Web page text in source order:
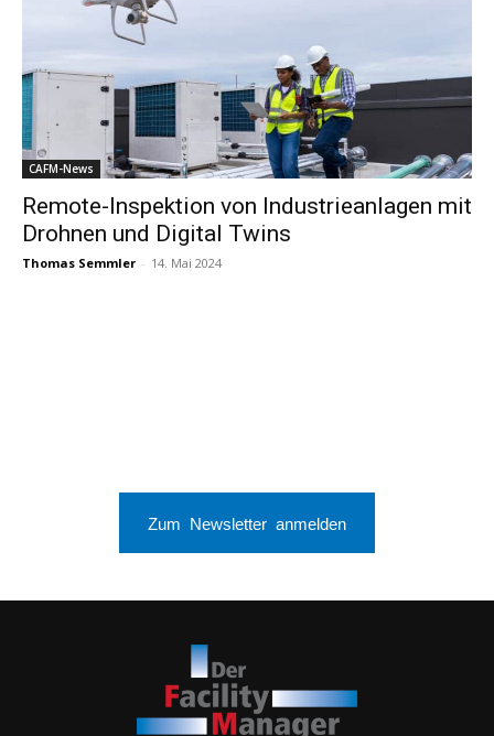
CAFM-News
Remote-Inspektion von Industrieanlagen mit
Drohnen und Digital Twins
Thomas Semmler - 14. Mai 2024
Zum Newsletter anmelden